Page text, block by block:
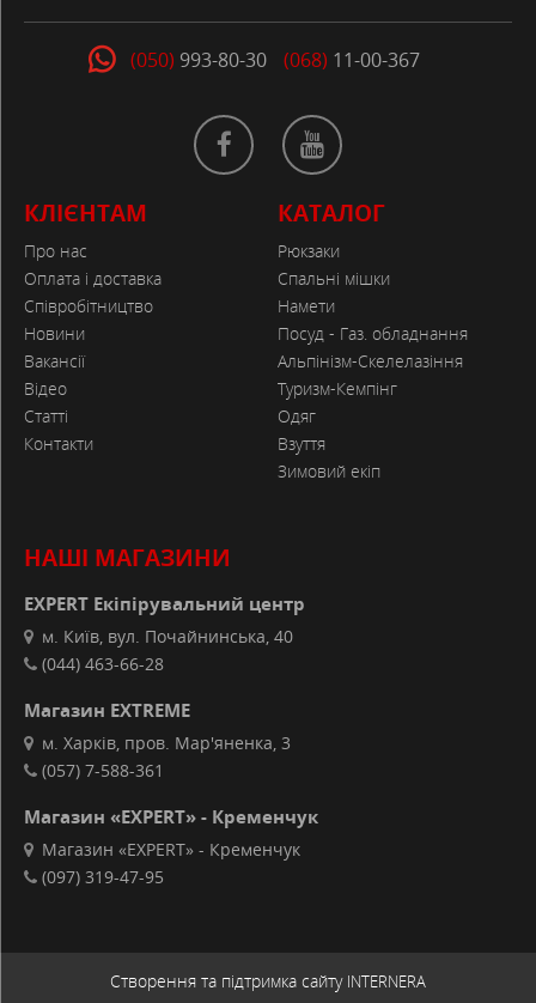
(050) 993-80-30 (068) 11-00-367
КЛІЄНТАМ
Про нас
Оплата і доставка
Співробітництво
Новини
Вакансії
Відео
Статті
Контакти
КАТАЛОГ
Рюкзаки
Спальні мішки
Намети
Посуд - Газ. обладнання
Альпінізм-Скелелазіння
Туризм-Кемпінг
Одяг
Взуття
Зимовий екіп
НАШІ МАГАЗИНИ
EXPERT Екіпірувальний центр
м. Київ, вул. Почайнинська, 40
(044) 463-66-28
Магазин EXTREME
м. Харків, пров. Мар'яненка, 3
(057) 7-588-361
Магазин «EXPERT» - Кременчук
Магазин «EXPERT» - Кременчук
(097) 319-47-95
Створення та підтримка сайту INTERNERA